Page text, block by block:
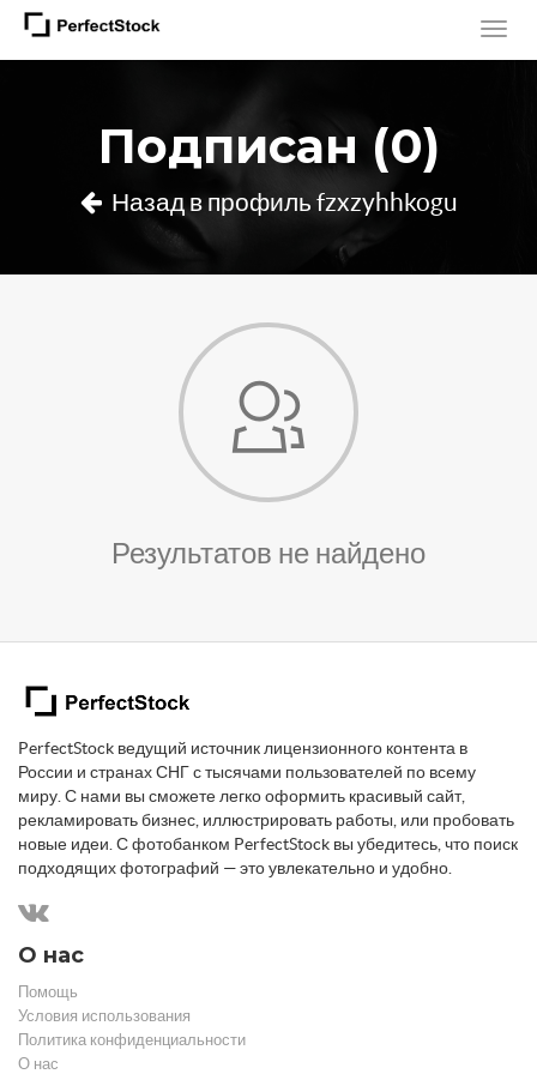
Подписан (0)
Назад в профиль fzxzyhhkogu
Результатов не найдено
PerfectStock ведущий источник лицензионного контента в
России и странах СНГ с тысячами пользователей по всему
миру. С нами вы сможете легко оформить красивый сайт,
рекламировать бизнес, иллюстрировать работы, или пробовать
новые идеи. С фотобанком PerfectStock вы убедитесь, что поиск
подходящих фотографий — это увлекательно и удобно.
О нас
Помощь
Условия использования
Политика конфиденциальности
О нас